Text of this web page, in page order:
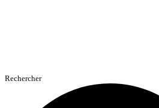
Rechercher